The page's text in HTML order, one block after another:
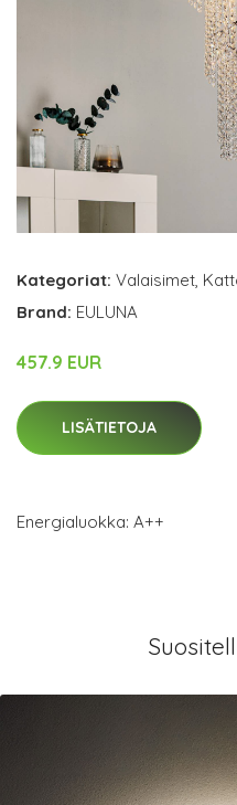
Kategoriat: Valaisimet,
Brand: EULUNA
457.9 EUR
LISÄTIETOJA
Energialuokka: A++